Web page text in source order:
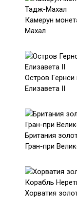
Камерун
Махал
Остров
Елизавета II
Британия
Гран-при
Хорватия